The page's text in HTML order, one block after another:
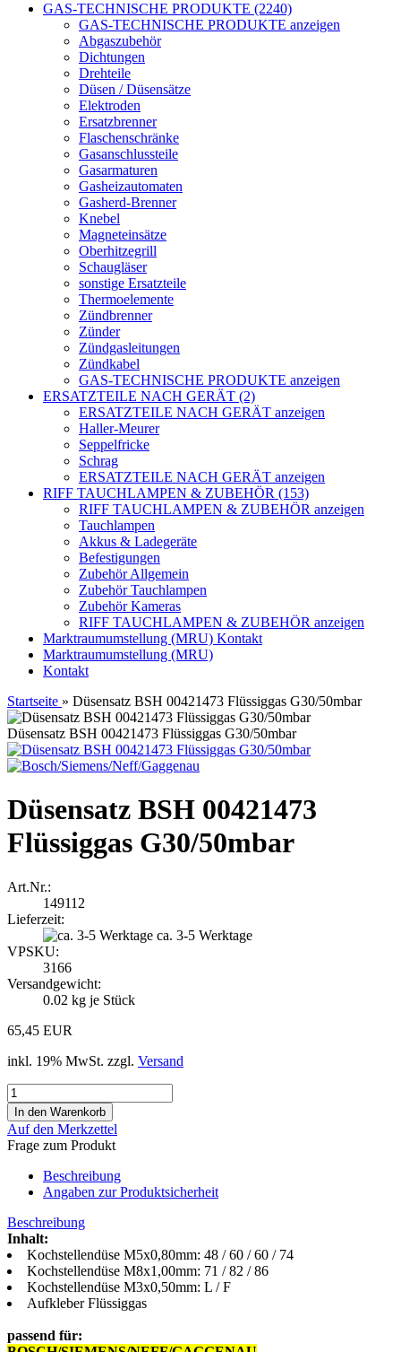
GAS-TECHNISCHE PRODUKTE (2240)
GAS-TECHNISCHE PRODUKTE anzeigen
Abgaszubehör
Dichtungen
Drehteile
Düsen / Düsensätze
Elektroden
Ersatzbrenner
Flaschenschränke
Gasanschlussteile
Gasarmaturen
Gasheizautomaten
Gasherd-Brenner
Knebel
Magneteinsätze
Oberhitzegrill
Schaugläser
sonstige Ersatzteile
Thermoelemente
Zündbrenner
Zünder
Zündgasleitungen
Zündkabel
GAS-TECHNISCHE PRODUKTE anzeigen
ERSATZTEILE NACH GERÄT (2)
ERSATZTEILE NACH GERÄT anzeigen
Haller-Meurer
Seppelfricke
Schrag
ERSATZTEILE NACH GERÄT anzeigen
RIFF TAUCHLAMPEN & ZUBEHÖR (153)
RIFF TAUCHLAMPEN & ZUBEHÖR anzeigen
Tauchlampen
Akkus & Ladegeräte
Befestigungen
Zubehör Allgemein
Zubehör Tauchlampen
Zubehör Kameras
RIFF TAUCHLAMPEN & ZUBEHÖR anzeigen
Marktraumumstellung (MRU) Kontakt
Marktraumumstellung (MRU)
Kontakt
Startseite » Düsensatz BSH 00421473 Flüssiggas G30/50mbar
Düsensatz BSH 00421473 Flüssiggas G30/50mbar
Düsensatz BSH 00421473
Flüssiggas G30/50mbar
Art.Nr.:
149112
Lieferzeit:
ca. 3-5 Werktage
VPSKU:
3166
Versandgewicht:
0.02 kg je Stück
65,45 EUR
inkl. 19% MwSt. zzgl. Versand
Auf den Merkzettel
Frage zum Produkt
Beschreibung
Angaben zur Produktsicherheit
Beschreibung
Inhalt:
Kochstellendüse M5x0,80mm: 48 / 60 / 60 / 74
Kochstellendüse M8x1,00mm: 71 / 82 / 86
Kochstellendüse M3x0,50mm: L / F
Aufkleber Flüssiggas
passend für: